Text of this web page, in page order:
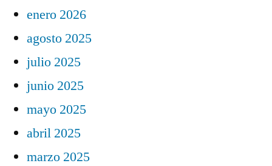
enero 2026
agosto 2025
julio 2025
junio 2025
mayo 2025
abril 2025
marzo 2025